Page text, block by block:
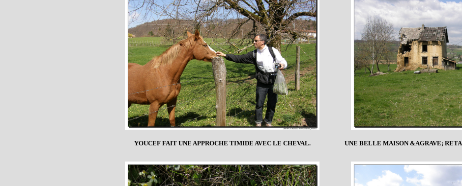
YOUCEF FAIT UNE APPROCHE TIMIDE AVEC LE CHEVAL. UNE BELLE MAISON &AGRAVE;